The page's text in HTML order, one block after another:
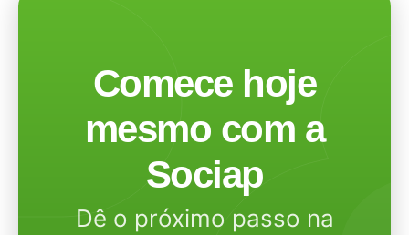
Comece hoje
mesmo com a
Sociap
Dê o próximo passo na